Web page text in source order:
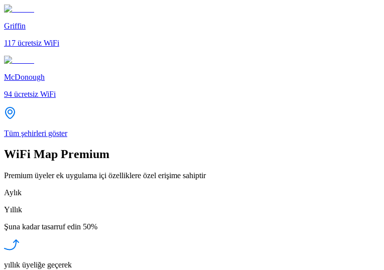
Griffin
117 ücretsiz WiFi
McDonough
94 ücretsiz WiFi
Tüm şehirleri göster
WiFi Map Premium
Premium üyeler ek uygulama içi özelliklere özel erişime sahiptir
Aylık
Yıllık
Şuna kadar tasarruf edin 50%
yıllık üyeliğe geçerek